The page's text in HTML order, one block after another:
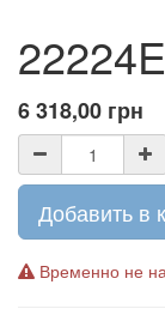
6 318,00 грн
Добавить в
Временно не